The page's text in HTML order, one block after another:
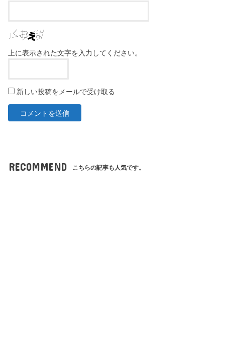
上に表示された文字を入力してください。
新しい投稿をメールで受け取る
RECOMMEND こちらの記事も人気です。